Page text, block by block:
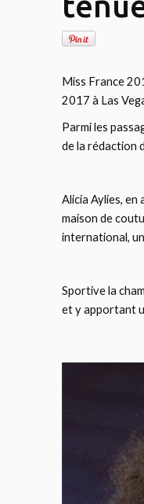
Miss France
2017 à Las
Parmi les
de la rédaction
Alicia Aylies, en
maison de
international,
Sportive la
et y apportant